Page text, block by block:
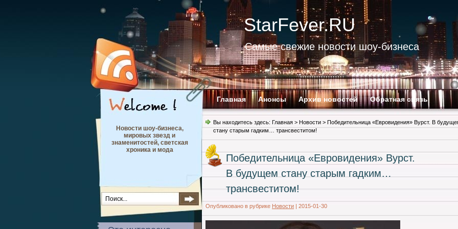
StarFever.RU
Самые свежие новости шоу-бизнеса
Главная Анонсы Архив новостей Обратная связь
Новости шоу-бизнеса,
мировых звезд и
знаменитостей, светская
хроника и мода
Вы находитесь здесь: Главная > Новости > Победительница «Евровидения» Вурст. В
стану старым гадким… трансвеcтитом!
Победительница «Евровидения» Вурст.
В будущем стану старым гадким…
трансвеcтитом!
Опубликовано в рубрике Новости | 2015-01-30